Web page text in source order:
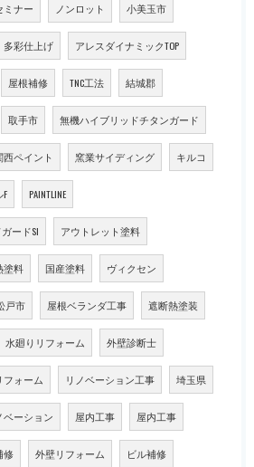
ミナー ノンロット 小美玉市
多彩仕上げ アレスダイナミックTOP
屋根補修 TNC工法 結城郡
取手市 無機ハイブリッドチタンガード
西ペイント 窯業サイディング キルコ
PAINTLINE
ードSI アウトレット塗料
塗料 国産塗料 ヴィクセン
戸市 屋根ベランダ工事 遮断熱塗装
水廻りリフォーム 外壁診断士
フォーム リノベーション工事 埼玉県
ベーション 屋内工事 屋内工事
修 外壁リフォーム ビル補修